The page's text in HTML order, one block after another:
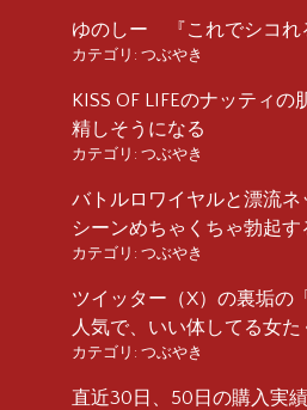
ゆのしー 『これでシコれ
カテゴリ: つぶやき
KISS OF LIFEのナッティ
精しそうになる
カテゴリ: つぶやき
バトルロワイヤルと漂流
シーンめちゃくちゃ勃起す
カテゴリ: つぶやき
ツイッター（X）の裏垢の
人気で、いい体してる女
カテゴリ: つぶやき
直近30日、50日の購入実